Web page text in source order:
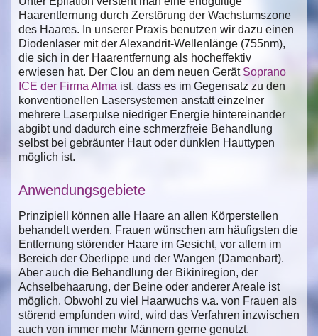
Haarentfernung durch Zerstörung der Wachstumszone
des Haares. In unserer Praxis benutzen wir dazu einen
Diodenlaser mit der Alexandrit-Wellenlänge (755nm),
die sich in der Haarentfernung als hocheffektiv
erwiesen hat. Der Clou an dem neuen GerätSoprano
ICE der Firma Alma ist, dass es im Gegensatz zu den
konventionellen Lasersystemen anstatt einzelner
mehrere Laserpulse niedriger Energie hintereinander
abgibt und dadurch eine schmerzfreie Behandlung
selbst bei gebräunter Haut oder dunklen Hauttypen
möglich ist.
Anwendungsgebiete
Prinzipiell können alle Haare an allen Körperstellen
behandelt werden. Frauen wünschen am häufigsten die
Entfernung störender Haare im Gesicht, vor allem im
Bereich der Oberlippe und der Wangen (Damenbart).
Aber auch die Behandlung der Bikiniregion, der
Achselbehaarung, der Beine oder anderer Areale ist
möglich. Obwohl zu viel Haarwuchs v.a. von Frauen als
störend empfunden wird, wird das Verfahren inzwischen
auch von immer mehr Männern gerne genutzt.